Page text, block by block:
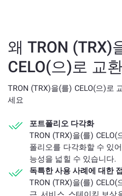
왜 TRON (TRX)
CELO(으)로 교
TRON (TRX)을(를) CELO(으)로
세요
포트폴리오 다각화
TRON (TRX)을(를)
폴리오를 다각화할 수 있
능성을 넓힐 수 있습니다.
독특한 사용 사례에 대한
TRON (TRX)을(를)